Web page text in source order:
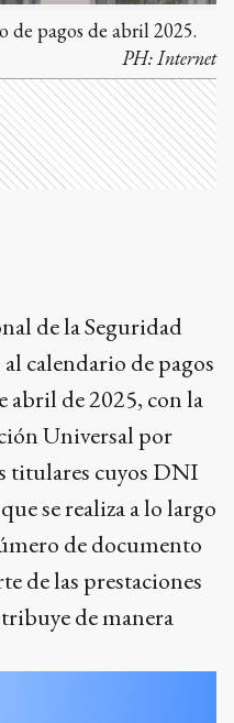
pagos de abril 2025.
PH:Internet
de la Seguridad
calendario de pagos
abril de 2025, con la
Universal por
titulares cuyos DNI
se realiza a lo largo
de documento
de las prestaciones
de manera